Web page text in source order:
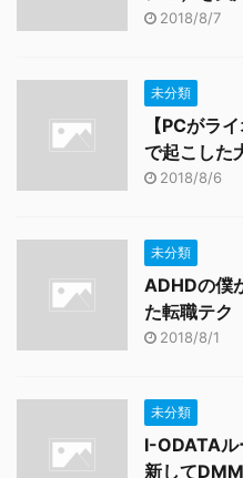
2018/8/7
未分類
【PCがラ
で起こした
2018/8/6
未分類
ADHDの僕
た転職テク
2018/8/1
未分類
I-ODATAル
新して